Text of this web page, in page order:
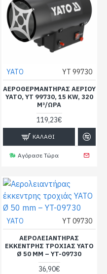
YATO YT 99730
ΑΕΡΟΘΕΡΜΑΝΤΉΡΑΣ ΑΕΡΊΟΥ
YATO, YT 99730, 15 KW, 320
M³/ΏΡΑ
119,23€
ΚΑΛΆΘΙ
Αγόρασε Τώρα
YATO YT 09730
ΑΕΡΟΛΕΙΑΝΤΉΡΑΣ
ΈΚΚΕΝΤΡΗΣ ΤΡΟΧΙΆΣ YATO
Ø 50 MM – YT-09730
36,90€